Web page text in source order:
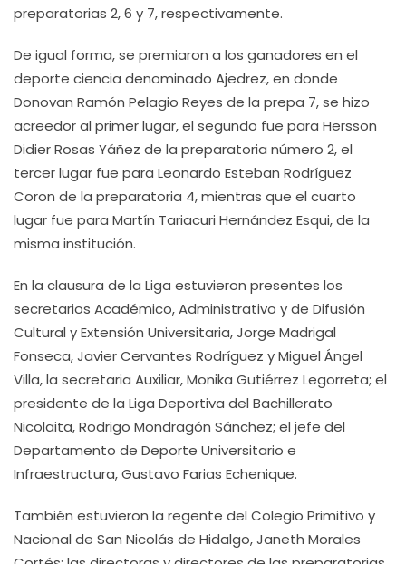
preparatorias 2, 6 y 7, respectivamente.
De igual forma, se premiaron a los ganadores en el
deporte ciencia denominado Ajedrez, en donde
Donovan Ramón Pelagio Reyes de la prepa 7, se hizo
acreedor al primer lugar, el segundo fue para Hersson
Didier Rosas Yáñez de la preparatoria número 2, el
tercer lugar fue para Leonardo Esteban Rodríguez
Coron de la preparatoria 4, mientras que el cuarto
lugar fue para Martín Tariacuri Hernández Esqui, de la
misma institución.
En la clausura de la Liga estuvieron presentes los
secretarios Académico, Administrativo y de Difusión
Cultural y Extensión Universitaria, Jorge Madrigal
Fonseca, Javier Cervantes Rodríguez y Miguel Ángel
Villa, la secretaria Auxiliar, Monika Gutiérrez Legorreta; el
presidente de la Liga Deportiva del Bachillerato
Nicolaita, Rodrigo Mondragón Sánchez; el jefe del
Departamento de Deporte Universitario e
Infraestructura, Gustavo Farias Echenique.
También estuvieron la regente del Colegio Primitivo y
Nacional de San Nicolás de Hidalgo, Janeth Morales